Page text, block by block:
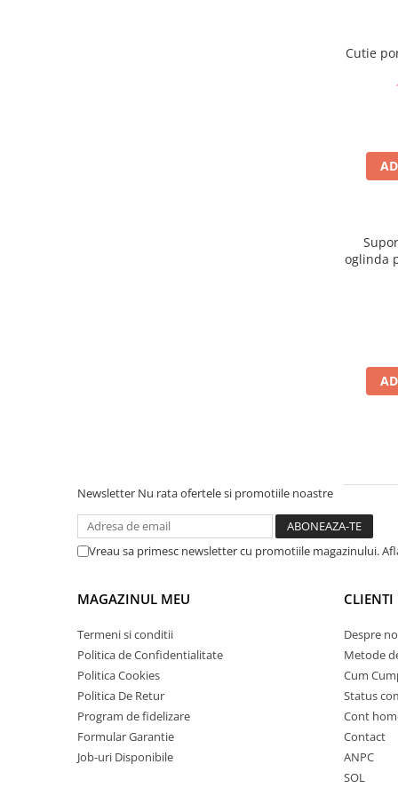
Biciclete Electrice
PIESE DE SCHIMB
Cutie
oglinda
Newsletter Nu rata ofertele si promotiile noastre
Vreau sa primesc newsletter cu promotiile magazinului.
MAGAZINUL MEU
Termeni si conditii
Politica de Confidentialitate
Politica Cookies
Politica De Retur
Program de fidelizare
Formular Garantie
Job-uri Disponibile
CLIENTI
Despre
Metode
Cum
Status
Cont
Contact
ANPC
SOL